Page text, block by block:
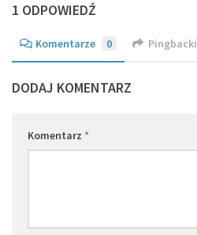
1 ODPOWIEDŹ
Komentarze 0 Pingbacki
DODAJ KOMENTARZ
Komentarz *